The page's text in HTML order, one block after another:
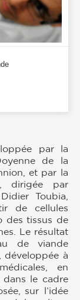
par la
de la
et par la
dirigée par
Toubia,
de cellules
des tissus de
Le résultat
de viande
développée à
en
dans le cadre
sur l’idée